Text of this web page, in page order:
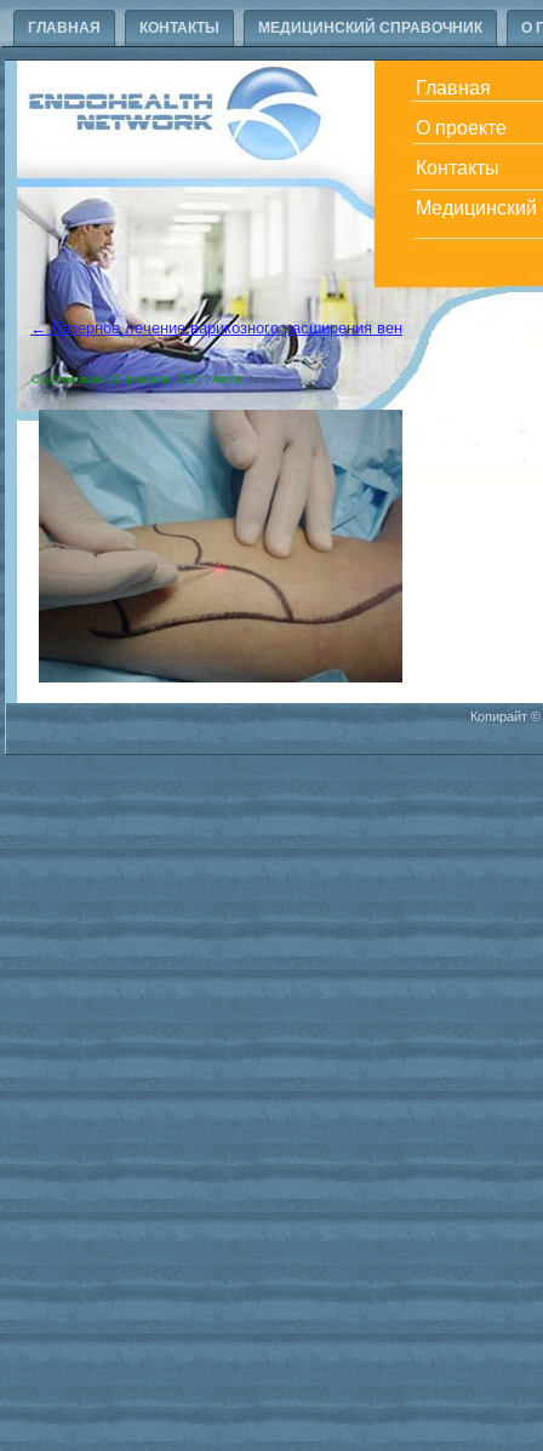
ГЛАВНАЯ КОНТАКТЫ МЕДИЦИНСКИЙ СПРАВОЧНИК О
Главная
О проекте
Контакты
Медицинский
←Лазерное лечение варикозного расширения вен
Опубликовано 20 февраля, 2015| Автор: larisa
Копирайт